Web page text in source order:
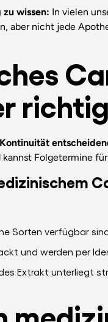
wissen: In vielen
aber nicht jede
Kontinuität
Folgetermine
Sorten verfügbar
und werden per
Extrakt unterliegt